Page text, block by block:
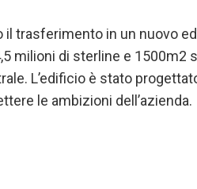
il trasferimento in un nuovo
milioni di sterline e 1500m2
L’edificio è stato
le ambizioni dell’azienda.